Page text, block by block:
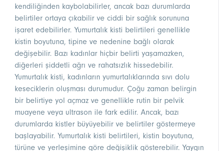
kendiliğinden kaybolabilirler, ancak bazı durumlarda
belirtiler ortaya çıkabilir ve ciddi bir sağlık sorununa
işaret edebilirler. Yumurtalık kisti belirtileri genellikle
kistin boyutuna, tipine ve nedenine bağlı olarak
değişebilir. Bazı kadınlar hiçbir belirti yaşamazken,
diğerleri şiddetli ağrı ve rahatsızlık hissedebilir.
Yumurtalık kisti, kadınların yumurtalıklarında sıvı dolu
keseciklerin oluşması durumudur. Çoğu zaman belirgin
bir belirtiye yol açmaz ve genellikle rutin bir pelvik
muayene veya ultrason ile fark edilir. Ancak, bazı
durumlarda kistler büyüyebilir ve belirtiler göstermeye
başlayabilir. Yumurtalık kisti belirtileri, kistin boyutuna,
türüne ve yerleşimine göre değişiklik gösterebilir. Yaygın